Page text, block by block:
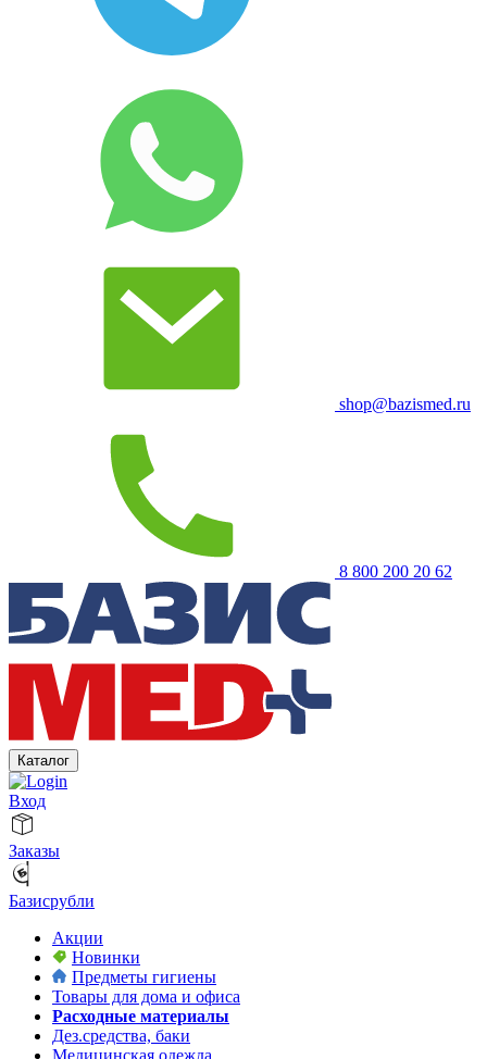
shop@bazismed.ru
8 800 200 20 62
Каталог
Вход
Заказы
Базисрубли
Акции
Новинки
Предметы гигиены
Товары для дома и офиса
Расходные материалы
Дез.средства, баки
Медицинская одежда